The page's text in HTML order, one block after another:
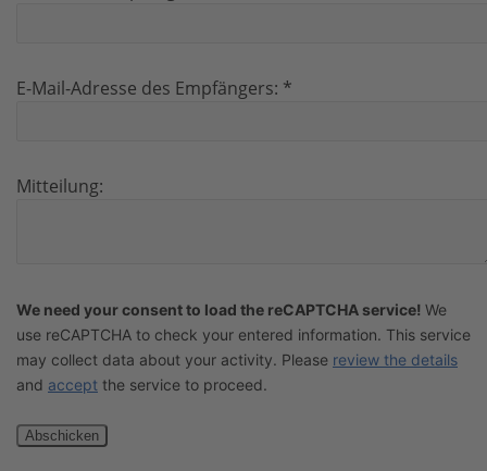
E-Mail-Adresse des Empfängers: *
Mitteilung:
We need your consent to load the reCAPTCHA service! We
use reCAPTCHA to check your entered information. This service
may collect data about your activity. Please review the details
and accept the service to proceed.
Abschicken